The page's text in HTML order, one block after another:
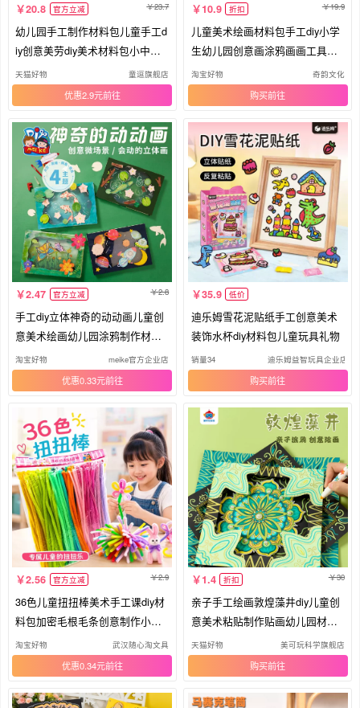
20.8 官方立减 23.7
幼儿园手工制作材料包儿童手工d
iy创意美劳diy美术材料包小中大
班
天猫好物 童逗旗舰店
优惠2.9元
10.9 折扣 19.9
儿童美术绘画材料包手工diy小学
生幼儿园创意画涂鸦画画工具套
装
淘宝好物 奇韵文化
购买
2.47 官方立减 2.8
手工diy立体神奇的动动画儿童创
意美术绘画幼儿园涂鸦制作材料
包
淘宝好物 meike官方企业店
优惠0.33元
35.9 低价
迪乐姆雪花泥贴纸手工创意美术
装饰水杯diy材料包儿童玩具礼物
销量34 迪乐姆益智玩具企业店
购买
2.56 官方立减 2.9
36色儿童扭扭棒美术手工课diy材
料包加密毛根毛条创意制作小玩
具
淘宝好物 武汉随心淘文具
优惠0.34元
1.4 折扣 30
亲子手工绘画敦煌藻井diy儿童创
意美术粘贴制作贴画幼儿园材料
包
天猫好物 美可玩科学旗舰店
购买